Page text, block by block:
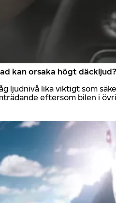
kan orsaka högt däckljud?
ljudnivå lika viktigt som
eftersom bilen i